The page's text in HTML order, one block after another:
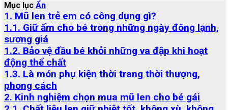
Mục lục Ẩn
1. Mũ len trẻ em có công dụng gì?
1.1. Giữ ấm cho bé trong những ngày đông lạnh,
sương giá
1.2. Bảo vệ đầu bé khỏi những va đập khi hoạt
động thể chất
1.3. Là món phụ kiện thời trang thời thượng,
phong cách
2. Kinh nghiệm chọn mua mũ len cho bé gái